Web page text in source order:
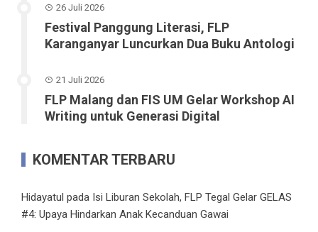
26 Juli 2026
Festival Panggung Literasi, FLP
Karanganyar Luncurkan Dua Buku Antologi
21 Juli 2026
FLP Malang dan FIS UM Gelar Workshop AI
Writing untuk Generasi Digital
KOMENTAR TERBARU
Hidayatul pada Isi Liburan Sekolah, FLP Tegal Gelar GELAS
#4: Upaya Hindarkan Anak Kecanduan Gawai